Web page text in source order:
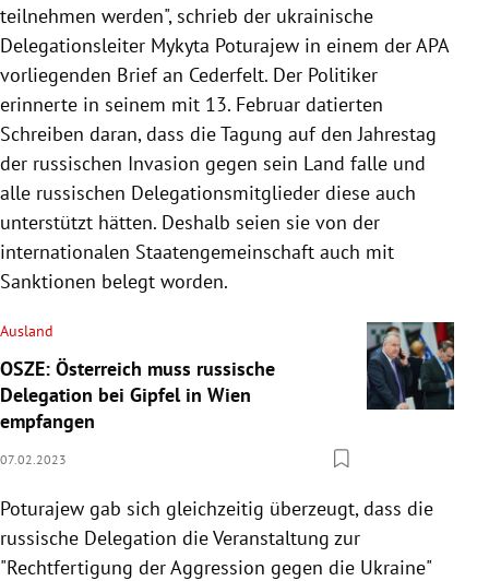
teilnehmen werden", schrieb der ukrainische
Delegationsleiter Mykyta Poturajew in einem der APA
vorliegenden Brief an Cederfelt. Der Politiker
erinnerte in seinem mit 13. Februar datierten
Schreiben daran, dass die Tagung auf den Jahrestag
der russischen Invasion gegen sein Land falle und
alle russischen Delegationsmitglieder diese auch
unterstützt hätten. Deshalb seien sie von der
internationalen Staatengemeinschaft auch mit
Sanktionen belegt worden.
Ausland
OSZE: Österreich muss russische
Delegation bei Gipfel in Wien
empfangen
07.02.2023
Poturajew gab sich gleichzeitig überzeugt, dass die
russische Delegation die Veranstaltung zur
"Rechtfertigung der Aggression gegen die Ukraine"